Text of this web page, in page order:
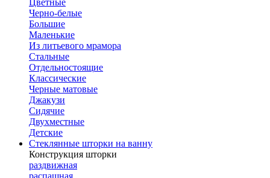
Цветные
Черно-белые
Большие
Маленькие
Из литьевого мрамора
Стальные
Отдельностоящие
Классические
Черные матовые
Джакузи
Сидячие
Двухместные
Детские
Стеклянные шторки на ванну
Конструкция шторки
раздвижная
распашная